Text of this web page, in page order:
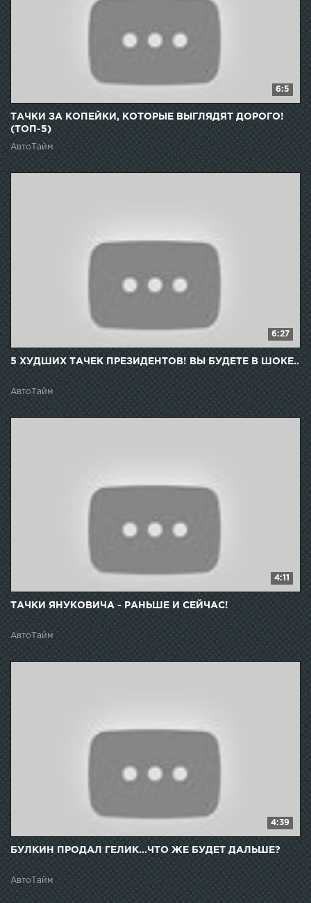
6:5
ТАЧКИ ЗА КОПЕЙКИ, КОТОРЫЕ ВЫГЛЯДЯТ ДОРОГО!
(ТОП-5)
АвтоТайм
6:27
5 ХУДШИХ ТАЧЕК ПРЕЗИДЕНТОВ! ВЫ БУДЕТЕ В ШОКЕ..
АвтоТайм
4:11
ТАЧКИ ЯНУКОВИЧА - РАНЬШЕ И СЕЙЧАС!
АвтоТайм
4:39
БУЛКИН ПРОДАЛ ГЕЛИК...ЧТО ЖЕ БУДЕТ ДАЛЬШЕ?
АвтоТайм